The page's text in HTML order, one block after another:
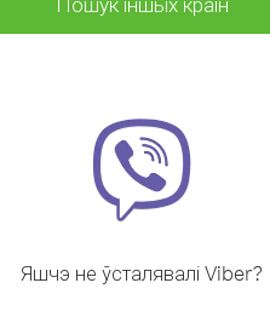
Яшчэ не ўсталявалі Viber?